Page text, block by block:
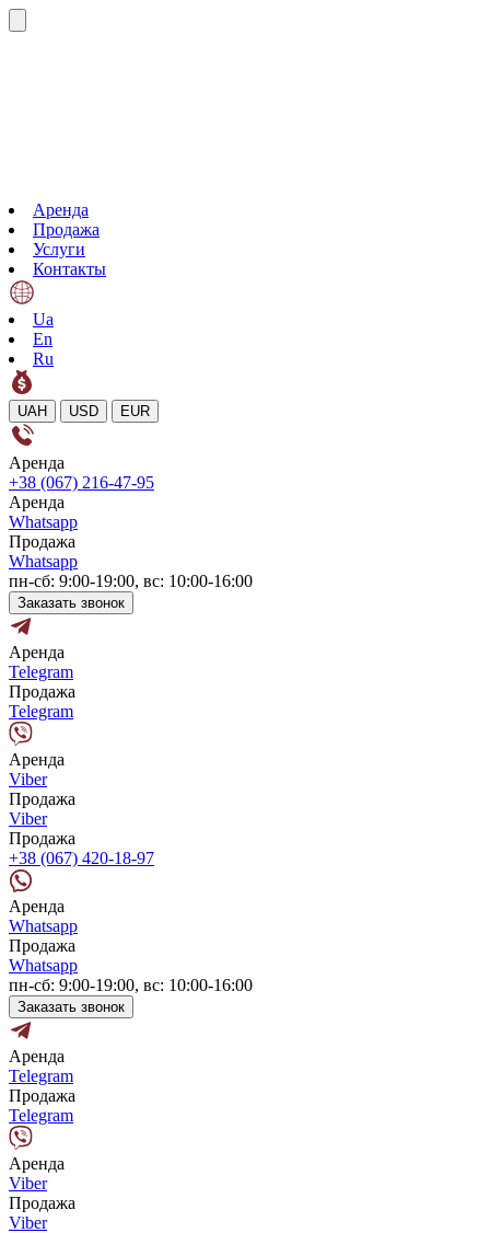
Аренда
Продажа
Услуги
Контакты
Ua
En
Ru
UAH USD EUR
Аренда
+38 (067) 216-47-95
Аренда
Whatsapp
Продажа
Whatsapp
пн-сб: 9:00-19:00, вс: 10:00-16:00
Заказать звонок
Аренда
Telegram
Продажа
Telegram
Аренда
Viber
Продажа
Viber
Продажа
+38 (067) 420-18-97
Аренда
Whatsapp
Продажа
Whatsapp
пн-сб: 9:00-19:00, вс: 10:00-16:00
Заказать звонок
Аренда
Telegram
Продажа
Telegram
Аренда
Viber
Продажа
Viber